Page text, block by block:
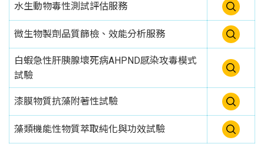
水生動物毒性測試評估服務
微生物製劑品質篩檢、效能分析服務
白蝦急性肝胰腺壞死病AHPND感染攻毒模式
試驗
漆膜物質抗藻附著性試驗
藻類機能性物質萃取純化與功效試驗